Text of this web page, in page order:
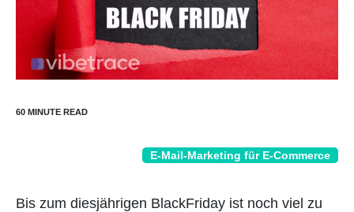
E-Mail-Marketing für E-Commerce
Bis zum diesjährigen BlackFriday ist noch viel zu